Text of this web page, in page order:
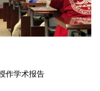
作学术报告